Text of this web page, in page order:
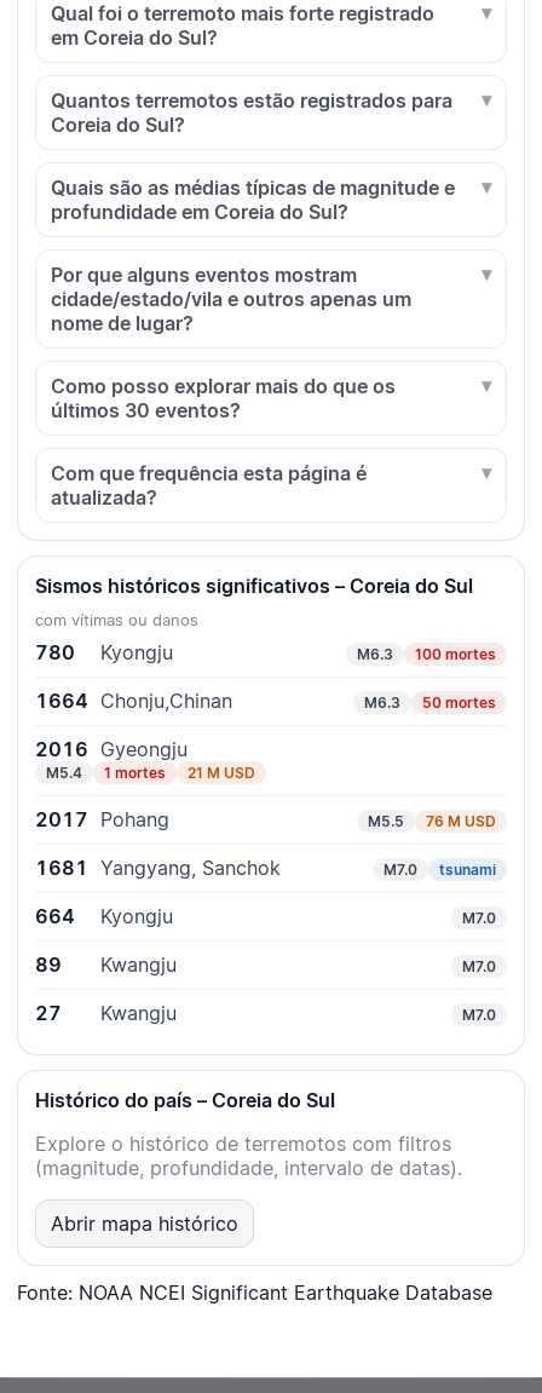
Qual foi o terremoto mais forte registrado
em Coreia do Sul?
Quantos terremotos estão registrados para
Coreia do Sul?
Quais são as médias típicas de magnitude e
profundidade em Coreia do Sul?
Por que alguns eventos mostram
cidade/estado/vila e outros apenas um
nome de lugar?
Como posso explorar mais do que os
últimos 30 eventos?
Com que frequência esta página é
atualizada?
Sismos históricos significativos – Coreia do Sul
com vítimas ou danos
780 Kyongju M6.3 100 mortes
1664 Chonju,Chinan M6.3 50 mortes
2016 Gyeongju
M5.4 1 mortes 21 M USD
2017 Pohang M5.5 76 M USD
1681 Yangyang, Sanchok M7.0 tsunami
664 Kyongju M7.0
89 Kwangju M7.0
27 Kwangju M7.0
Histórico do país – Coreia do Sul
Explore o histórico de terremotos com filtros
(magnitude, profundidade, intervalo de datas).
Abrir mapa histórico
Fonte: NOAA NCEI Significant Earthquake Database